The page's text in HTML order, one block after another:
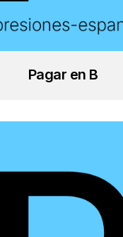
Pagar en B